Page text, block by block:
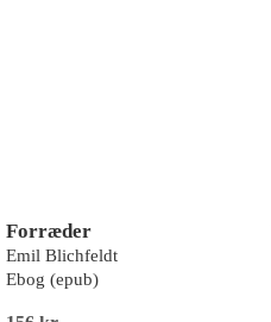
Forræder
Emil Blichfeldt
Ebog (epub)